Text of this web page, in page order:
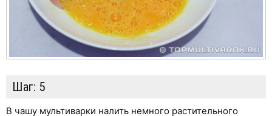
Шаг: 5
В чашу мультиварки налить немного растительного